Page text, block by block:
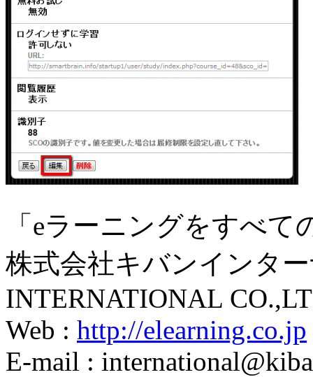
「eラーニングをすべて
株式会社キバンインタ
INTERNATIONAL
Web : http://elearning.co.jp
E-mail :